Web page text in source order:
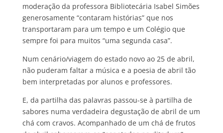
moderação da professora Bibliotecária Isabel Simões
generosamente “contaram histórias” que nos
transportaram para um tempo e um Colégio que
sempre foi para muitos “uma segunda casa”.
Num cenário/viagem do estado novo ao 25 de abril,
não puderam faltar a música e a poesia de abril tão
bem interpretadas por alunos e professores.
E, da partilha das palavras passou-se à partilha de
sabores numa verdadeira degustação de abril de um
chá com cravos. Acompanhado de um chá de frutos